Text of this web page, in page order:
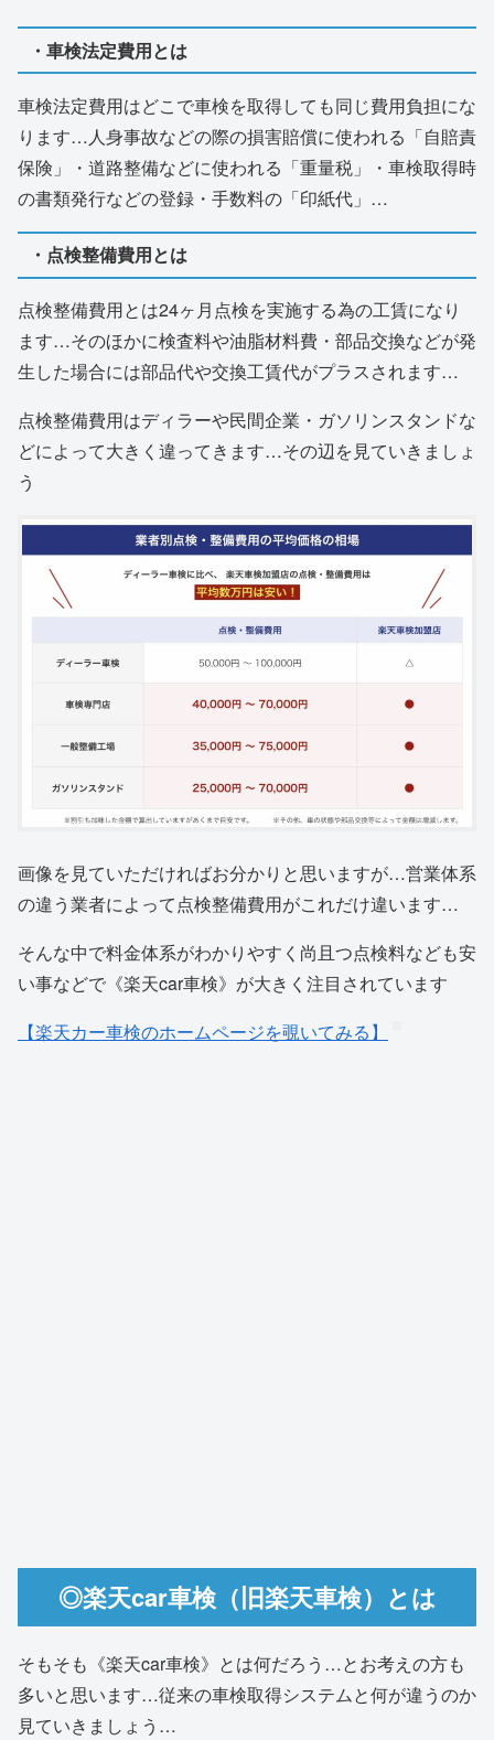
・車検法定費用とは
車検法定費用はどこで車検を取得しても同じ費用負担にな
ります…人身事故などの際の損害賠償に使われる「自賠責
保険」・道路整備などに使われる「重量税」・車検取得時
の書類発行などの登録・手数料の「印紙代」…
・点検整備費用とは
点検整備費用とは24ヶ月点検を実施する為の工賃になり
ます…そのほかに検査料や油脂材料費・部品交換などが発
生した場合には部品代や交換工賃代がプラスされます…
点検整備費用はディラーや民間企業・ガソリンスタンドな
どによって大きく違ってきます…その辺を見ていきましょ
う
画像を見ていただければお分かりと思いますが…営業体系
の違う業者によって点検整備費用がこれだけ違います…
そんな中で料金体系がわかりやすく尚且つ点検料なども安
い事などで《楽天car車検》が大きく注目されています
【楽天カー車検のホームページを覗いてみる】
◎楽天car車検（旧楽天車検）とは
そもそも《楽天car車検》とは何だろう…とお考えの方も
多いと思います…従来の車検取得システムと何が違うのか
見ていきましょう…